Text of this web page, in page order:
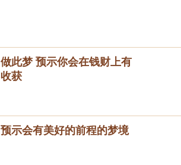
做此梦 预示你会在钱财上有
收获
预示会有美好的前程的梦境